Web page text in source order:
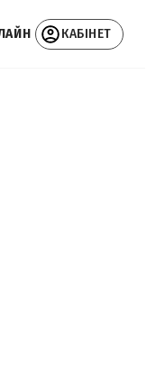
КАБІНЕТ